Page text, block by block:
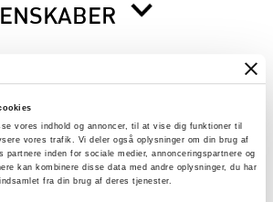
vores indhold og annoncer, til at vise dig funktioner til
vores trafik. Vi deler også oplysninger om din brug af
partnere inden for sociale medier, annonceringspartnere og
kan kombinere disse data med andre oplysninger, du har
fra din brug af deres tjenester.
FØR DU BESTILLLER